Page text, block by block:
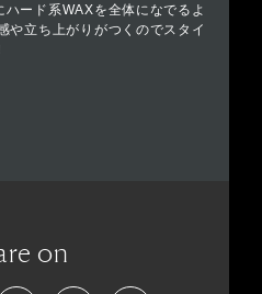
ード系WAXを全体になでるよ
や立ち上がりがつくのでスタイ
on